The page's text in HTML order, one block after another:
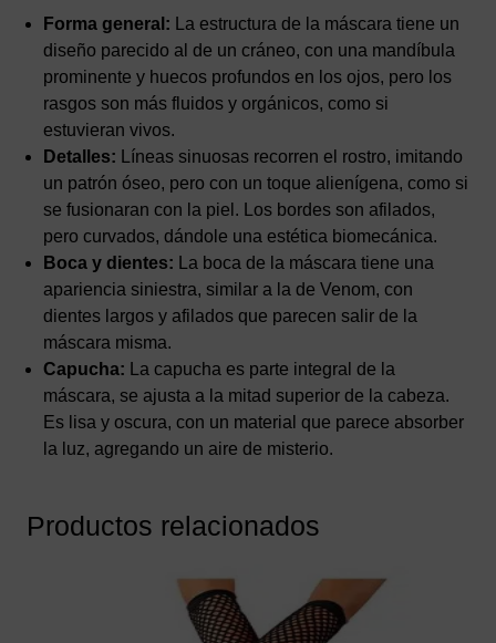
Forma general: La estructura de la máscara tiene un
diseño parecido al de un cráneo, con una mandíbula
prominente y huecos profundos en los ojos, pero los
rasgos son más fluidos y orgánicos, como si
estuvieran vivos.
Detalles: Líneas sinuosas recorren el rostro, imitando
un patrón óseo, pero con un toque alienígena, como si
se fusionaran con la piel. Los bordes son afilados,
pero curvados, dándole una estética biomecánica.
Boca y dientes: La boca de la máscara tiene una
apariencia siniestra, similar a la de Venom, con
dientes largos y afilados que parecen salir de la
máscara misma.
Capucha: La capucha es parte integral de la
máscara, se ajusta a la mitad superior de la cabeza.
Es lisa y oscura, con un material que parece absorber
la luz, agregando un aire de misterio.
Productos relacionados